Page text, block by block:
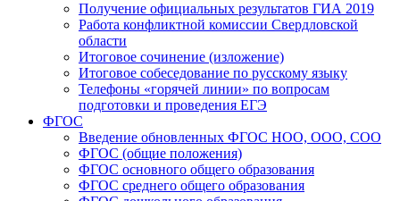
Получение официальных результатов ГИА 2019
Работа конфликтной комиссии Свердловской
области
Итоговое сочинение (изложение)
Итоговое собеседование по русскому языку
Телефоны «горячей линии» по вопросам
подготовки и проведения ЕГЭ
ФГОС
Введение обновленных ФГОС НОО, ООО, СОО
ФГОС (общие положения)
ФГОС основного общего образования
ФГОС среднего общего образования